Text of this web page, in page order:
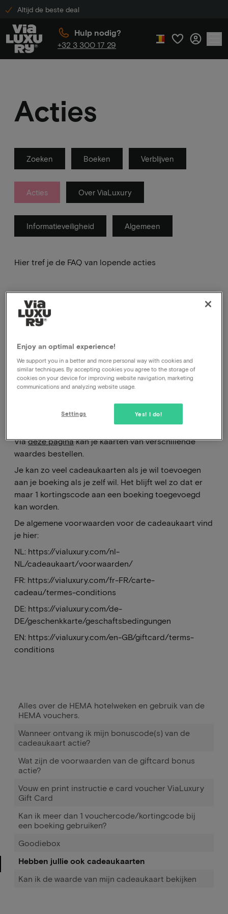
Altijd de beste deal
Hulp nodig?
+32 3 300 17 29
Acties
Zoeken Boeken Verblijven
Acties Over ViaLuxury
Informatieveiligheid Algemeen
Hier tref je de FAQ van lopende acties
Alles over de HEMA hotelweken en gebruik van de
HEMA vouchers.
Wanneer ontvang ik mijn bonuscode(s) van de
cadeaukaart actie?
Wat zijn de voorwaarden van de giftcard bonus
actie?
Vouw en print instructie e card voucher ViaLuxury
Gift Card
Kan ik meer dan 1 vouchercode/kortingcode bij
een boeking gebruiken?
Goodiebox
Hebben jullie ook cadeaukaarten
Kan ik de waarde van mijn cadeaukaart bekijken
Hebben jullie ook
cadeaukaarten
cadeaukaarten. Nu alleen nog digitaal maar
Viadeze paginakan je kaarten van verschillende
waardes bestellen.
Je kan zo veel cadeaukaarten als je wil toevoegen
aan je boeking als je zelf wil. Het blijft wel zo dat er
maar 1 kortingscode aan een boeking toegevoegd
kan worden.
De algemene voorwaarden voor de cadeaukaart vind
je hier:
NL: https://vialuxury.com/nl-
NL/cadeaukaart/voorwaarden/
FR: https://vialuxury.com/fr-FR/carte-
cadeau/termes-conditions
DE: https://vialuxury.com/de-
DE/geschenkkarte/geschaftsbedingungen
EN: https://vialuxury.com/en-GB/giftcard/terms-
conditions
Enjoy an optimal experience!
We support you in a better and more personal way with cookies and
similar techniques. By accepting cookies you agree to the storage of
cookies on your device for improving website navigation, marketing
communications and analyzing website usage.
Yes! I do!
Settings